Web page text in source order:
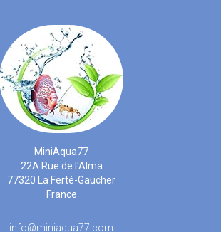
MiniAqua77
22A Rue de l'Alma
77320 La Ferté-Gaucher
France
info@miniaqua77.com